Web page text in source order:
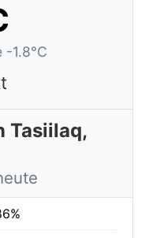
-1.8°C
Tasiilaq,